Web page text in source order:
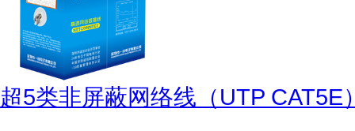
超5类非屏蔽网络线（UTP CAT5E